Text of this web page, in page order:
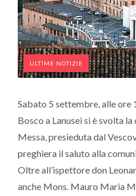
ULTIME NOTIZIE
Sabato 5 settembre, alle ore
Bosco a Lanusei si è svolta
Messa, presieduta dal
preghiera il saluto alla
Oltre all’ispettore don
anche Mons. Mauro Maria